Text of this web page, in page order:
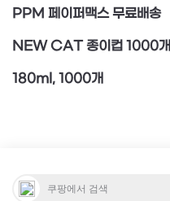
탐
색
PPM 페이퍼맥스 무료배송
NEW CAT 종이컵 1000개
180ml, 1000개